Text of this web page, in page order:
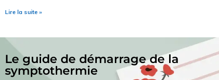
Lire la suite »
Le guide de démarrage de la
symptothermie